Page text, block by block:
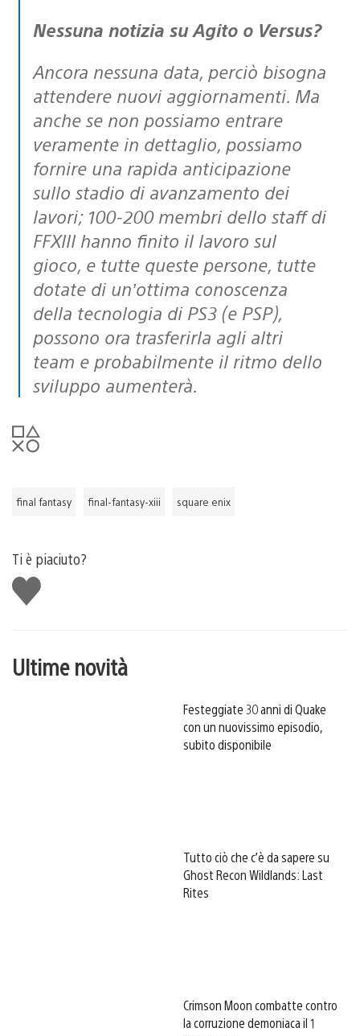
Nessuna notizia su Agito o Versus?
Ancora nessuna data, perciò bisogna
attendere nuovi aggiornamenti. Ma
anche se non possiamo entrare
veramente in dettaglio, possiamo
fornire una rapida anticipazione
sullo stadio di avanzamento dei
lavori; 100-200 membri dello staff di
FFXIII hanno finito il lavoro sul
gioco, e tutte queste persone, tutte
dotate di un’ottima conoscenza
della tecnologia di PS3 (e PSP),
possono ora trasferirla agli altri
team e probabilmente il ritmo dello
sviluppo aumenterà.
final fantasy final-fantasy-xiii square enix
Ti è piaciuto?
Mi
piace
Ultime novità
Festeggiate 30 anni di Quake
con un nuovissimo episodio,
subito disponibile
Tutto ciò che c’è da sapere su
Ghost Recon Wildlands: Last
Rites
Crimson Moon combatte contro
la corruzione demoniaca il 1